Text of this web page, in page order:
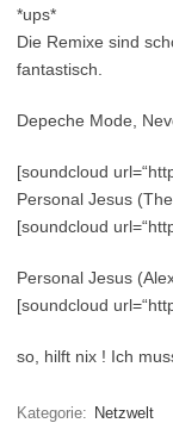
*ups*
Die Remixe sind
fantastisch.
Depeche Mode,
[soundcloud
Personal Jesus
[soundcloud
Personal Jesus
[soundcloud
so, hilft nix ! Ich
Kategorie: Netzwelt